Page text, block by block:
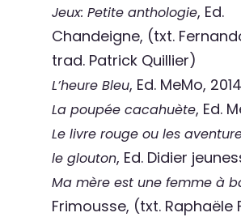
Jeux: Petite anthologie, Ed.
Chandeigne, (txt.
trad. Patrick Quillier)
L’heure Bleu, Ed. MeMo, 2014
La poupée cacahuète, Ed.
Le livre rouge ou les
le glouton, Ed. Didier
Ma mère est une femme à
Frimousse, (txt. Raphaële